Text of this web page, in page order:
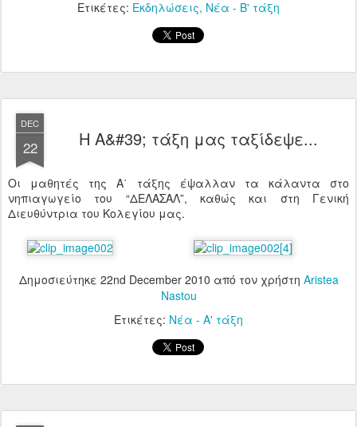
Ετικέτες: Εκδηλώσεις Νέα - Β' τάξη
DEC
22 Η Α&#39; τάξη μας ταξίδεψε...
Οι μαθητές της Α΄ τάξης έψαλλαν τα κάλαντα στο
νηπιαγωγείο του “ΔΕΛΑΣΑΛ”, καθώς και στη Γενική
Διευθύντρια του Κολεγίου μας.
Δημοσιεύτηκε 22nd December 2010 από τον χρήστη Aristea
Nastou
Ετικέτες: Νέα - Α' τάξη